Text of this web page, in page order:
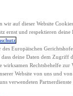
auf dieser Website
ernst und respektieren deine
Europäischen
dass deine Daten dem
Rechtsbehelfe
Website von uns und
verwendeten Partnerdienste